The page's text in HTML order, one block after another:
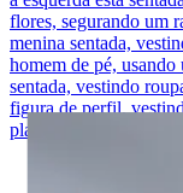
flores, segurando um
menina sentada,
homem de pé,
sentada, vestindo
figura de perfil,
placa com texto